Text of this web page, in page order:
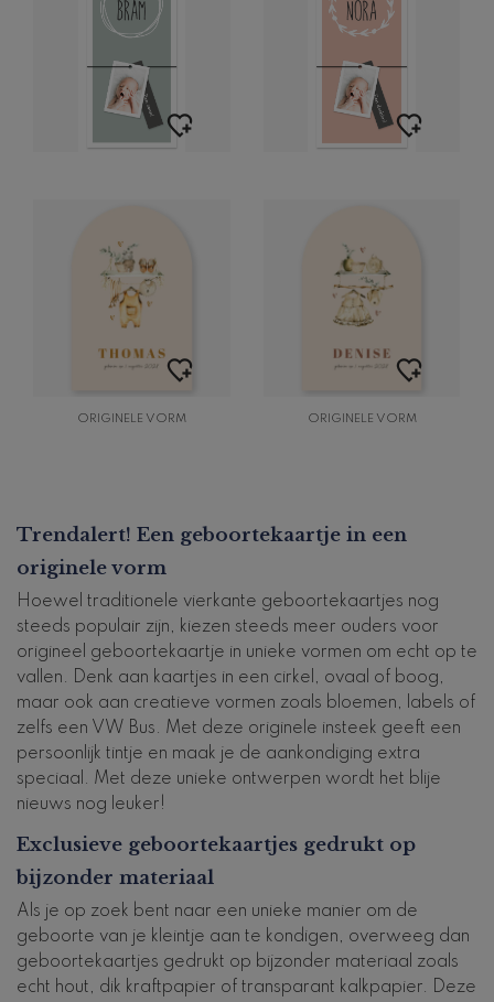
ORIGINELE VORM ORIGINELE VORM
Trendalert! Een geboortekaartje in een
originele vorm
Hoewel traditionele vierkante geboortekaartjes nog
steeds populair zijn, kiezen steeds meer ouders voor
origineel geboortekaartje in unieke vormen om echt op te
vallen. Denk aan kaartjes in een cirkel, ovaal of boog,
maar ook aan creatieve vormen zoals bloemen, labels of
zelfs een VW Bus. Met deze originele insteek geeft een
persoonlijk tintje en maak je de aankondiging extra
speciaal. Met deze unieke ontwerpen wordt het blije
nieuws nog leuker!
Exclusieve geboortekaartjes gedrukt op
bijzonder materiaal
Als je op zoek bent naar een unieke manier om de
geboorte van je kleintje aan te kondigen, overweeg dan
geboortekaartjes gedrukt op bijzonder materiaal zoals
echt hout, dik kraftpapier of transparant kalkpapier. Deze